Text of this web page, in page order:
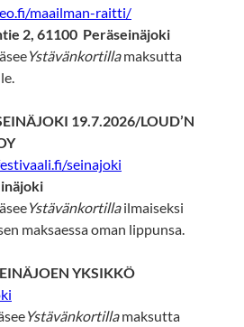
maailman-raitti/
2, 61100 Peräseinäjoki
Ystävänkortillamaksutta
19.7.2026/LOUD’N
seinajoki
Ystävänkortillailmaiseksi
maksaessa oman lippunsa.
YKSIKKÖ
Ystävänkortillamaksutta